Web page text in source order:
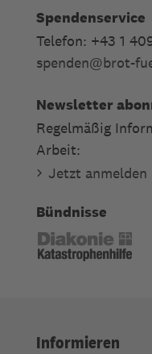
Spendenservice
Telefon: +43 1
spenden@brot-
Newsletter
Regelmäßig
Arbeit:
Jetzt anmelden
Bündnisse
Informieren